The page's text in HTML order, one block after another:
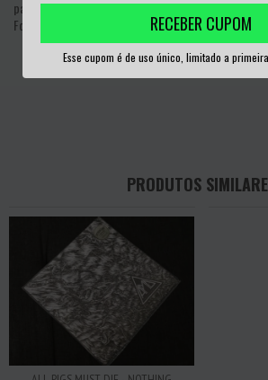
RECEBER CUPOM
Esse cupom é de uso único, limitado a
participações especiais de MC Taya, Rafa Almeida e
Fogo Encantado) e Cláudio Montevérdi (Korvak).
PRODUTOS